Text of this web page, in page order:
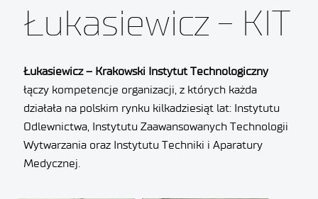
Łukasiewicz - KIT
Łukasiewicz – Krakowski Instytut Technologiczny
łączy kompetencje organizacji, z których każda
działała na polskim rynku kilkadziesiąt lat: Instytutu
Odlewnictwa, Instytutu Zaawansowanych Technologii
Wytwarzania oraz Instytutu Techniki i Aparatury
Medycznej.